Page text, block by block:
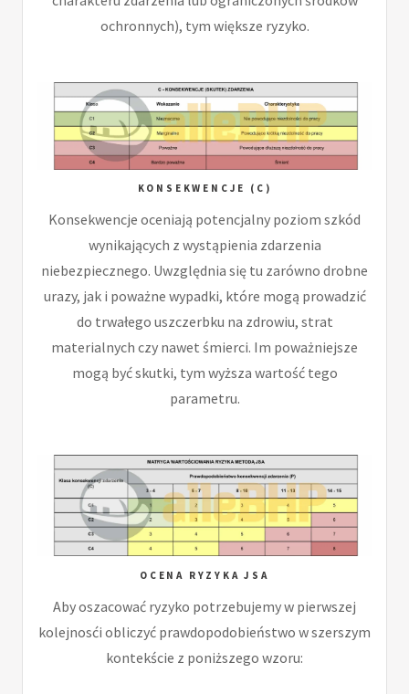
ochronnych), tym większe ryzyko.
KONSEKWENCJE (C)
Konsekwencje oceniają potencjalny poziom szkód
wynikających z wystąpienia zdarzenia
niebezpiecznego. Uwzględnia się tu zarówno drobne
urazy, jak i poważne wypadki, które mogą prowadzić
do trwałego uszczerbku na zdrowiu, strat
materialnych czy nawet śmierci. Im poważniejsze
mogą być skutki, tym wyższa wartość tego
parametru.
OCENA RYZYKA JSA
Aby oszacować ryzyko potrzebujemy w pierwszej
kolejnosći obliczyć prawdopodobieństwo w szerszym
kontekście z poniższego wzoru: